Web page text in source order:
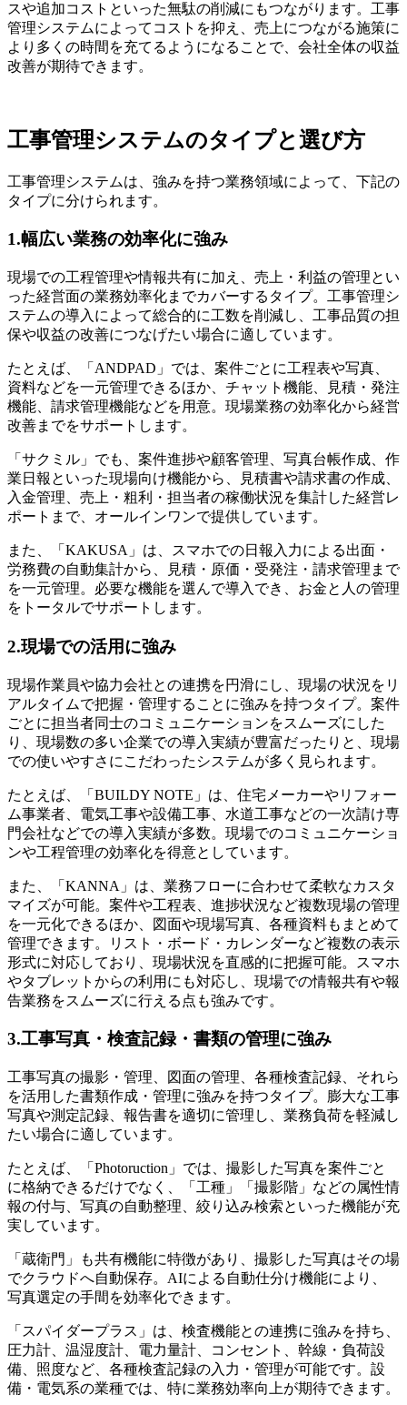
スや追加コストといった無駄の削減にもつながります。工事
管理システムによってコストを抑え、売上につながる施策に
より多くの時間を充てるようになることで、会社全体の収益
改善が期待できます。
工事管理システムのタイプと選び方
工事管理システムは、強みを持つ業務領域によって、下記の
タイプに分けられます。
1.幅広い業務の効率化に強み
現場での工程管理や情報共有に加え、売上・利益の管理とい
った経営面の業務効率化までカバーするタイプ。工事管理シ
ステムの導入によって総合的に工数を削減し、工事品質の担
保や収益の改善につなげたい場合に適しています。
たとえば、「ANDPAD」では、案件ごとに工程表や写真、
資料などを一元管理できるほか、チャット機能、見積・発注
機能、請求管理機能などを用意。現場業務の効率化から経営
改善までをサポートします。
「サクミル」でも、案件進捗や顧客管理、写真台帳作成、作
業日報といった現場向け機能から、見積書や請求書の作成、
入金管理、売上・粗利・担当者の稼働状況を集計した経営レ
ポートまで、オールインワンで提供しています。
また、「KAKUSA」は、スマホでの日報入力による出面・
労務費の自動集計から、見積・原価・受発注・請求管理まで
を一元管理。必要な機能を選んで導入でき、お金と人の管理
をトータルでサポートします。
2.現場での活用に強み
現場作業員や協力会社との連携を円滑にし、現場の状況をリ
アルタイムで把握・管理することに強みを持つタイプ。案件
ごとに担当者同士のコミュニケーションをスムーズにした
り、現場数の多い企業での導入実績が豊富だったりと、現場
での使いやすさにこだわったシステムが多く見られます。
たとえば、「BUILDY NOTE」は、住宅メーカーやリフォー
ム事業者、電気工事や設備工事、水道工事などの一次請け専
門会社などでの導入実績が多数。現場でのコミュニケーショ
ンや工程管理の効率化を得意としています。
また、「KANNA」は、業務フローに合わせて柔軟なカスタ
マイズが可能。案件や工程表、進捗状況など複数現場の管理
を一元化できるほか、図面や現場写真、各種資料もまとめて
管理できます。リスト・ボード・カレンダーなど複数の表示
形式に対応しており、現場状況を直感的に把握可能。スマホ
やタブレットからの利用にも対応し、現場での情報共有や報
告業務をスムーズに行える点も強みです。
3.工事写真・検査記録・書類の管理に強み
工事写真の撮影・管理、図面の管理、各種検査記録、それら
を活用した書類作成・管理に強みを持つタイプ。膨大な工事
写真や測定記録、報告書を適切に管理し、業務負荷を軽減し
たい場合に適しています。
たとえば、「Photoruction」では、撮影した写真を案件ごと
に格納できるだけでなく、「工種」「撮影階」などの属性情
報の付与、写真の自動整理、絞り込み検索といった機能が充
実しています。
「蔵衛門」も共有機能に特徴があり、撮影した写真はその場
でクラウドへ自動保存。AIによる自動仕分け機能により、
写真選定の手間を効率化できます。
「スパイダープラス」は、検査機能との連携に強みを持ち、
圧力計、温湿度計、電力量計、コンセント、幹線・負荷設
備、照度など、各種検査記録の入力・管理が可能です。設
備・電気系の業種では、特に業務効率向上が期待できます。